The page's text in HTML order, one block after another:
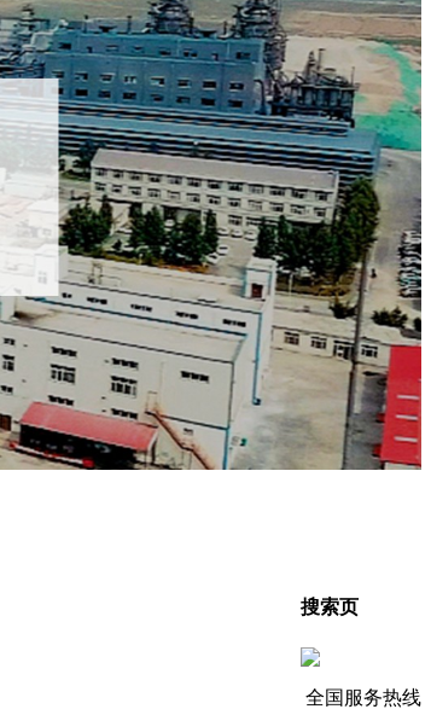
搜索页
全国服务热线